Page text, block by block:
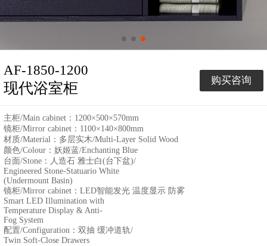
AF-1850-1200
现代浴室柜 购买咨询
主柜/Main cabinet：1200×500×570mm
镜柜/Mirror cabinet：1100×140×800mm
材质/Material：多层实⽊/Multi-Layer Solid Wood
颜⾊/Colour：妖姬蓝/Enchanting Blue
台⾯/Stone：⼈造⽯ 雅⼠⽩(台下盆)/
Engineered Stone-Statuario White
(Undermount Basin)
镜柜/Mirror cabinet：LED智能发光 温度显示 防雾
Smart LED Illumination with
Temperature Display & Anti-
Fog System
配置/Configuration：双抽 缓冲道轨/
Twin Soft-Close Drawers